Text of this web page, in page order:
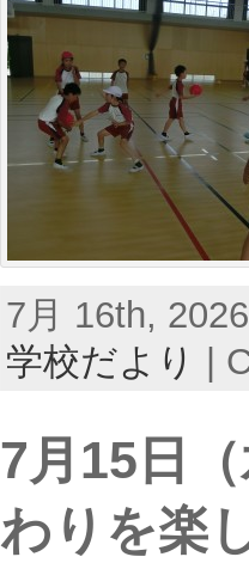
7月 16th,
学校だより
7月15日
わりを楽